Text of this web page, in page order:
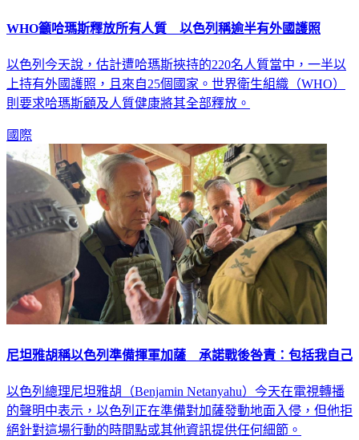
WHO籲哈瑪斯釋放所有人質 以色列稱逾半有外國護照
以色列今天說，估計遭哈瑪斯挾持的220名人質當中，一半以
上持有外國護照，且來自25個國家。世界衛生組織（WHO）
則要求哈瑪斯顧及人質健康將其全部釋放。
國際
尼坦雅胡稱以色列準備揮軍加薩 承諾戰後咎責：包括我自己
以色列總理尼坦雅胡（Benjamin Netanyahu）今天在電視轉播
的聲明中表示，以色列正在準備對加薩發動地面入侵，但他拒
絕針對這場行動的時間點或其他資訊提供任何細節。